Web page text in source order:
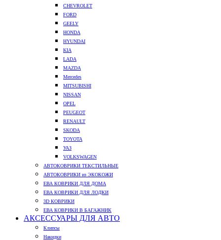
CHEVROLET
FORD
GEELY
HONDA
HYUNDAI
KIA
LADA
MAZDA
Mercedes
MITSUBISHI
NISSAN
OPEL
PEUGEOT
RENAULT
SKODA
TOYOTA
УАЗ
VOLKSWAGEN
АВТОКОВРИКИ ТЕКСТИЛЬНЫЕ
АВТОКОВРИКИ из ЭКОКОЖИ
ЕВА КОВРИКИ ДЛЯ ДОМА
ЕВА КОВРИКИ ДЛЯ ЛОДКИ
3D КОВРИКИ
ЕВА КОВРИКИ В БАГАЖНИК
АКСЕССУАРЫ ДЛЯ АВТО
Клипсы
Накидки